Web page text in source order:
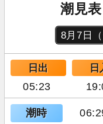
潮見
8月7日（
日出 日
05:23
潮時